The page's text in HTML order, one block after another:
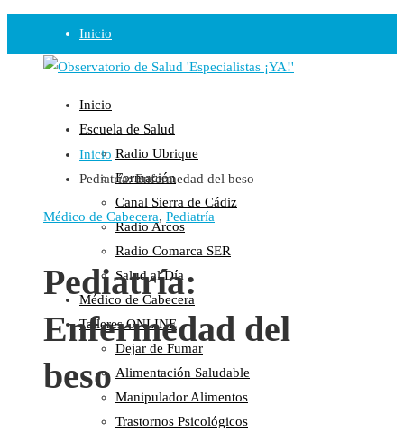
Inicio
Observatorio
Opinión
Radio
Guadalinfo Salud
Radio Guadalete
COPE Pontevedra
Salud en Radio Ubrique
Salud en Verano
Plataforma
Manifiestos
Comunicados
En nuestra Web
Colaboraciones
Inicio
Escuela de Salud
Radio Ubrique
Formación
Canal Sierra de Cádiz
Radio Arcos
Radio Comarca SER
Salud al Día
Médico de Cabecera
Talleres ONLINE
Dejar de Fumar
Alimentación Saludable
Manipulador Alimentos
Trastornos Psicológicos
Inicio
Pediatría: Enfermedad del beso
Médico de Cabecera, Pediatría
Pediatría:
Enfermedad del
beso